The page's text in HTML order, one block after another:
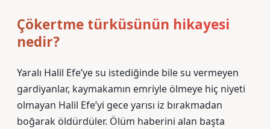
Çökertme türküsünün hikayesi
nedir?
Yaralı Halil Efe’ye su istediğinde bile su vermeyen
gardiyanlar, kaymakamın emriyle ölmeye hiç niyeti
olmayan Halil Efe’yi gece yarısı iz bırakmadan
boğarak öldürdüler. Ölüm haberini alan başta